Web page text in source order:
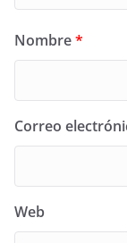
Nombre*
Correo
Web